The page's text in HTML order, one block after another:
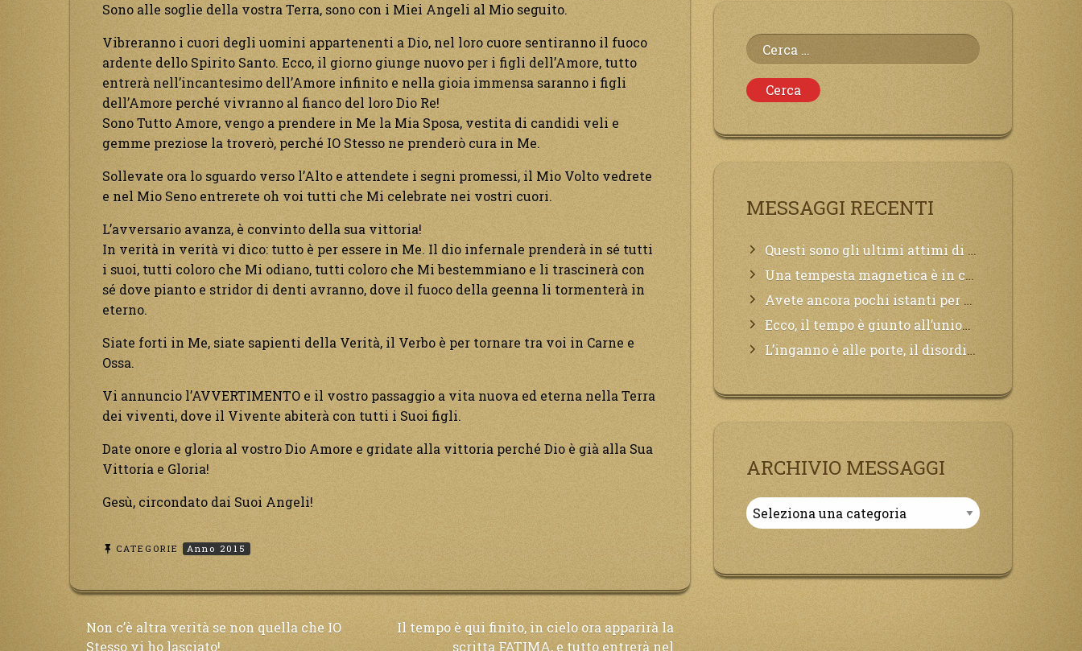
Sono alle soglie della vostra Terra, sono con i Miei Angeli al Mio seguito.
Vibreranno i cuori degli uomini appartenenti a Dio, nel loro cuore sentiranno il fuoco
ardente dello Spirito Santo. Ecco, il giorno giunge nuovo per i figli dell’Amore, tutto
entrerà nell’incantesimo dell’Amore infinito e nella gioia immensa saranno i figli
dell’Amore perché vivranno al fianco del loro Dio Re!
Sono Tutto Amore, vengo a prendere in Me la Mia Sposa, vestita di candidi veli e
gemme preziose la troverò, perché IO Stesso ne prenderò cura in Me.
Sollevate ora lo sguardo verso l’Alto e attendete i segni promessi, il Mio Volto vedrete
e nel Mio Seno entrerete oh voi tutti che Mi celebrate nei vostri cuori.
L’avversario avanza, è convinto della sua vittoria!
In verità in verità vi dico: tutto è per essere in Me. Il dio infernale prenderà in sé tutti
i suoi, tutti coloro che Mi odiano, tutti coloro che Mi bestemmiano e li trascinerà con
sé dove pianto e stridor di denti avranno, dove il fuoco della geenna li tormenterà in
eterno.
Siate forti in Me, siate sapienti della Verità, il Verbo è per tornare tra voi in Carne e
Ossa.
Vi annuncio l’AVVERTIMENTO e il vostro passaggio a vita nuova ed eterna nella Terra
dei viventi, dove il Vivente abiterà con tutti i Suoi figli.
Date onore e gloria al vostro Dio Amore e gridate alla vittoria perché Dio è già alla Sua
Vittoria e Gloria!
Gesù, circondato dai Suoi Angeli!
CATEGORIE Anno 2015
Navigazione
Non c’è altra verità se non quella che IO
Stesso vi ho lasciato!
Il tempo è qui finito, in cielo ora apparirà la
scritta FATIMA, e tutto entrerà nel
Ricerca
per:
MESSAGGI RECENTI
Questi sono gli ultimi attimi di vita, chi si vuole salvare Mi chiami in suo aiuto.
Una tempesta magnetica è in corso, questa generazione patirà. Il black out non tarderà ad arrivare e tutta la Terra sarà oscurata.
Avete ancora pochi istanti per convertirvi, non perdete tempo, la sciagura arriverà all’improvviso e per chi non si sarà preparato saranno dolori.
Ecco, il tempo è giunto all’unione del Padre con il figlio, non avete che da attendere pochissimo.
L’inganno è alle porte, il disordine degli ordinati urlerà perdono, ma sarà troppo tardi, il tradimento è stato grande!
ARCHIVIO MESSAGGI
Archivio
Messaggi